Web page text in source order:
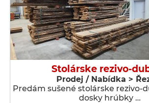
Stolárske rezivo-
Prodej / Nabídka >
Predám sušené stolárske rezivo-
dosky hrúbky …